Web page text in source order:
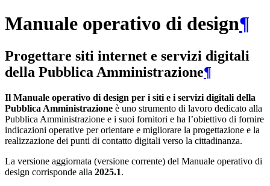
Manuale operativo di design¶
Progettare siti internet e servizi digitali
della Pubblica Amministrazione¶
Il Manuale operativo di design per i siti e i servizi digitali della
Pubblica Amministrazione è uno strumento di lavoro dedicato alla
Pubblica Amministrazione e i suoi fornitori e ha l’obiettivo di fornire
indicazioni operative per orientare e migliorare la progettazione e la
realizzazione dei punti di contatto digitali verso la cittadinanza.
La versione aggiornata (versione corrente) del Manuale operativo di
design corrisponde alla 2025.1.